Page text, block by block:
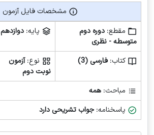
مشخصات فایل آزمون
مشخصات فایل آزمون
مقطع: دوره دوم
متوسطه - نظری
پایه: دوازدهم
کتاب:فارسی (3) نوع:آزمون
نوبت دوم
مباحث: همه
پاسخنامه: جواب تشریحی دارد